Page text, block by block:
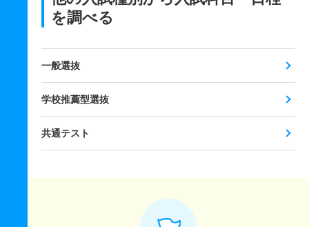
を調べる
一般選抜
学校推薦型選抜
共通テスト